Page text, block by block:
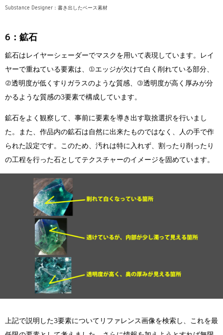
Substance Designer：書き出したベース素材
6：鉱石
鉱石はレイヤーシェーダーでマスクを用いて表現しています。レイ
ヤーで重ねている要素は、①エッジが欠けて白く削れている部分、
②透明度が低くすりガラスのような質感、③透明度が高く厚みが分
かるような質感の3要素で構成しています。
鉱石をよく観察して、事前に要素を導き出す取捨選択を行いまし
た。また、作品内の鉱石は自然に出来たものではなく、人の手で作
られた設定です。このため、汚れは特に入れず、割ったり削ったり
の工程を行った石としてテクスチャーのイメージを固めています。
上記で説明した3要素についてリファレンス画像を検索し、これを最